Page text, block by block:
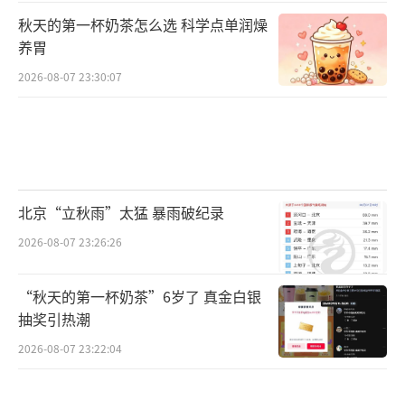
秋天的第一杯奶茶怎么选 科学点单润燥
养胃
2026-08-07 23:30:07
北京“立秋雨”太猛 暴雨破纪录
2026-08-07 23:26:26
“秋天的第一杯奶茶”6岁了 真金白银
抽奖引热潮
2026-08-07 23:22:04